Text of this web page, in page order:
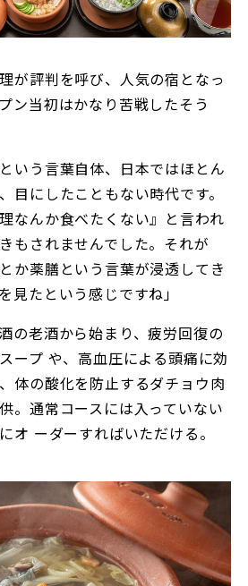
が評判を呼び、人気の宿となっ
ン当初はかなり苦戦したそう
いう言葉自体、日本ではほとん
目にしたこともない時代です。
なんか食べたくない』と言われ
もされませんでした。それが
か薬膳という言葉が浸透してき
見たという感じですね」
の老酒から始まり、疲労回復の
ープ や、高血圧による頭痛に効
体の酸化を防止するダチョウ肉
。通常コースには入っていない
オ ーダーすればいただける。